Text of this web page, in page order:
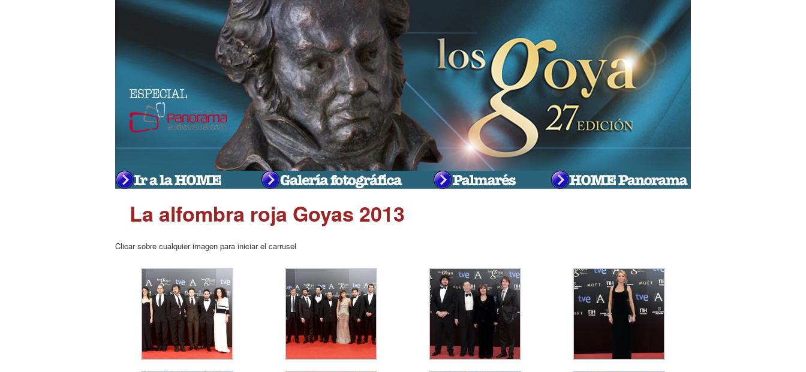
La alfombra roja Goyas 2013
Clicar sobre cualquier imagen para iniciar el carrusel